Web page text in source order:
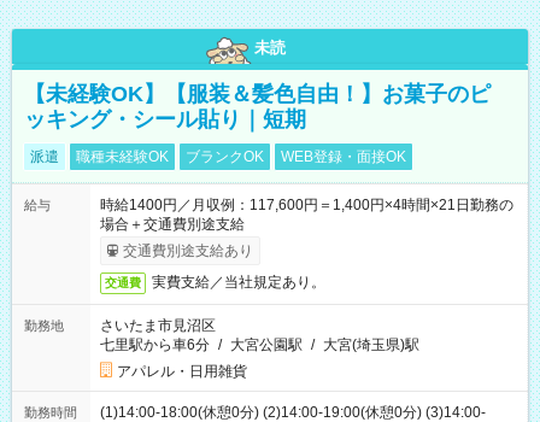
未読
【未経験OK】【服装＆髪色自由！】お菓子のピ
ッキング・シール貼り｜短期
派遣 職種未経験OK ブランクOK WEB登録・面接OK
給与
時給1400円／月収例：117,600円＝1,400円×4時間×21日勤務の
場合＋交通費別途支給
交通費別途支給あり
交通費 実費支給／当社規定あり。
勤務地
さいたま市見沼区
七里駅から車6分 / 大宮公園駅 / 大宮(埼玉県)駅
アパレル・日用雑貨
勤務時間
(1)14:00-18:00(休憩0分) (2)14:00-19:00(休憩0分) (3)14:00-